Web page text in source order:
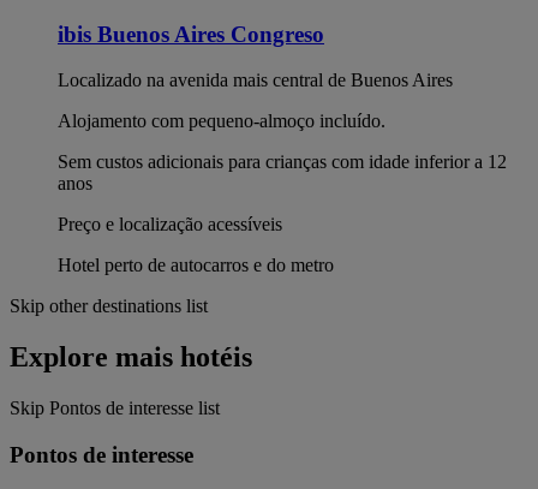
ibis Buenos Aires Congreso
Localizado na avenida mais central de Buenos Aires
Alojamento com pequeno-almoço incluído.
Sem custos adicionais para crianças com idade inferior a 12
anos
Preço e localização acessíveis
Hotel perto de autocarros e do metro
Skip other destinations list
Explore mais hotéis
Skip Pontos de interesse list
Pontos de interesse